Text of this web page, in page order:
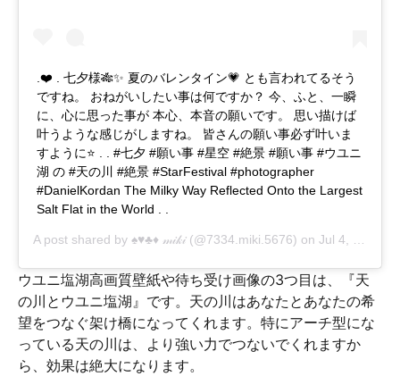
.❤️ . 七夕様🎋✨ 夏のバレンタイン💗 とも言われてるそう
ですね。 おねがいしたい事は何ですか？ 今、ふと、一瞬
に、心に思った事が 本心、本音の願いです。 思い描けば
叶うような感じがしますね。 皆さんの願い事必ず叶いま
すように⭐️ . . #七夕 #願い事 #星空 #絶景 #願い事 #ウユニ
湖 の #天の川 #絶景 #StarFestival #photographer
#DanielKordan The Milky Way Reflected Onto the Largest
Salt Flat in the World . .
A post shared by ♠️♥️♣️♦️ 𝓂𝒾𝓀𝒾(@7334.miki.5676) on Jul 4, 2018 at 11:00am PDT
ウユニ塩湖高画質壁紙や待ち受け画像の3つ目は、『天
の川とウユニ塩湖』です。天の川はあなたとあなたの希
望をつなぐ架け橋になってくれます。特にアーチ型にな
っている天の川は、より強い力でつないでくれますか
ら、効果は絶大になります。